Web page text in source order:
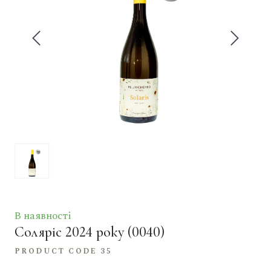
В наявності
Соляріс 2024 року(0040)
PRODUCT CODE 35